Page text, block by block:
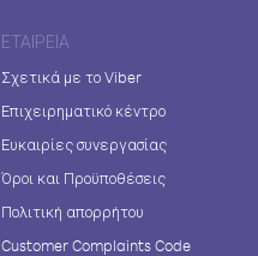
ΕΤΑΙΡΕΊΑ
Σχετικά με το Viber
Επιχειρηματικό κέντρο
Ευκαιρίες συνεργασίας
Όροι και Προϋποθέσεις
Πολιτική απορρήτου
Customer Complaints Code